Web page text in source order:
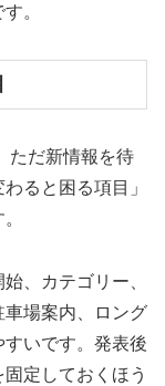
。
ただ新情報を待
ると困る項目」
、カテゴリー、
場案内、ロング
いです。発表後
定しておくほう